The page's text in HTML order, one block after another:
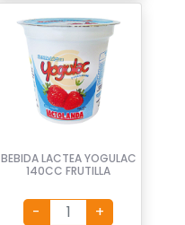
BEBIDA LACTEA YOGULAC
140CC FRUTILLA